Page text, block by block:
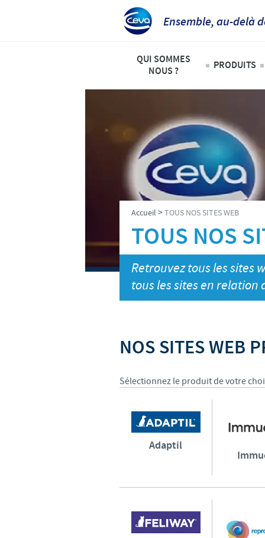
Ensemble, au-delà
QUI SOMMES
NOUS ?
Aperçu de la société
Notre mission
Nos activités
Nos valeurs
Contacts équipe Ceva Afrique
PRODUITS
Bovins
Ovins –
Volailles
Accueil >TOUS NOS SITES WEB
TOUS NOS
Retrouvez tous les sites
tous les sites en relation
NOS SITES WEB
Sélectionnez le produit de votre
Adaptil